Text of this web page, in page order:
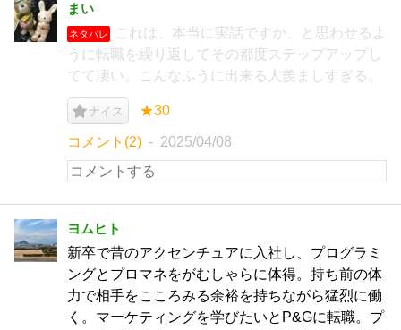
まい
ネタバレ
これは、本当に実話ですか、と思わせるよ
うに転職を繰り返してその都度ステップアップし
てて凄い。こんなふうに出来る人羨ましすぎる。
ナイス ★30
コメント(2) 2025/04/08
ヨムヒト
新卒で昔のアクセンチュアに入社し、プログラミ
ングとプロマネをがむしゃらに体得。持ち前の体
力で相手をこころみる余裕を持ちながら猛烈に働
く。マーケティングを学びたいとP&Gに転職。プ